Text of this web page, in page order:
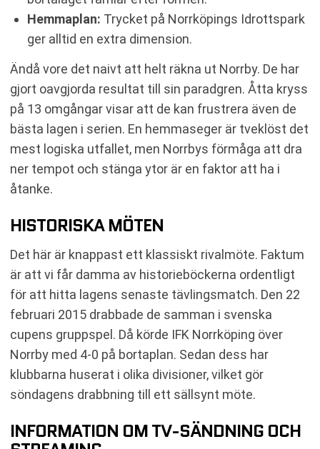
Hemmaplan: Trycket på Norrköpings Idrottspark
ger alltid en extra dimension.
Ändå vore det naivt att helt räkna ut Norrby. De har
gjort oavgjorda resultat till sin paradgren. Åtta kryss
på 13 omgångar visar att de kan frustrera även de
bästa lagen i serien. En hemmaseger är tveklöst det
mest logiska utfallet, men Norrbys förmåga att dra
ner tempot och stänga ytor är en faktor att ha i
åtanke.
HISTORISKA MÖTEN
Det här är knappast ett klassiskt rivalmöte. Faktum
är att vi får damma av historieböckerna ordentligt
för att hitta lagens senaste tävlingsmatch. Den 22
februari 2015 drabbade de samman i svenska
cupens gruppspel. Då körde IFK Norrköping över
Norrby med 4-0 på bortaplan. Sedan dess har
klubbarna huserat i olika divisioner, vilket gör
söndagens drabbning till ett sällsynt möte.
INFORMATION OM TV-SÄNDNING OCH